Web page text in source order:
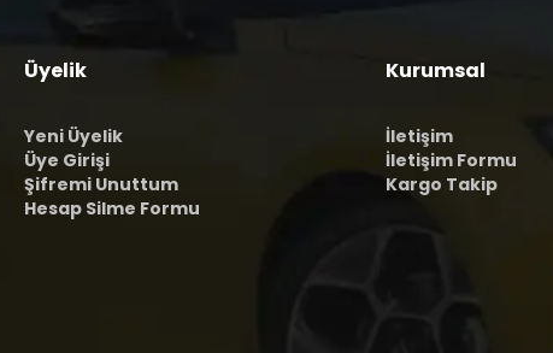
Üyelik
Yeni Üyelik
Üye Girişi
Şifremi Unuttum
Hesap Silme Formu
Kurumsal
İletişim
İletişim Formu
Kargo Takip